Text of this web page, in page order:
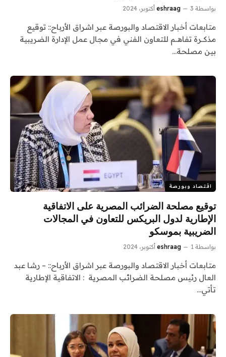
بواسطة eshraag 3 أكتوبر، 2024
متابعات أخبار الاقتصاد والبورصة عبر اشراق الأرباح:: توقيع
مذكــرة تفاهــم للتعاون الفني في مجال عمل الإدارة الضريبية
بين مصلحة…
اقتصاد وبورصة
توقيع مصلحة الضرائب المصرية على الاتفاقية
الإطارية لدول البريكس للتعاون في المجالات
الضريبية بموسكو
بواسطة eshraag 1 أكتوبر، 2024
متابعات أخبار الاقتصاد والبورصة عبر اشراق الأرباح:: – رشا عبد
العال رئيس مصلحة الضرائب المصرية : الاتفاقية الإطارية
تأتي…